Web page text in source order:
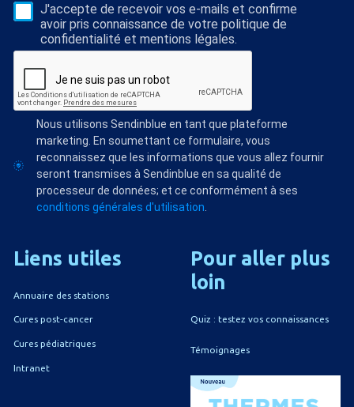
J'accepte de recevoir vos e-mails et confirme
avoir pris connaissance de votre politique de
confidentialité et mentions légales.
Nous utilisons Sendinblue en tant que plateforme
marketing. En soumettant ce formulaire, vous
reconnaissez que les informations que vous allez fournir
seront transmises à Sendinblue en sa qualité de
processeur de données; et ce conformément à ses
conditions générales d'utilisation
Liens utiles
Annuaire des stations
Cures post-cancer
Cures pédiatriques
Intranet
Pour aller plus
loin
Quiz : testez vos connaissances
Témoignages